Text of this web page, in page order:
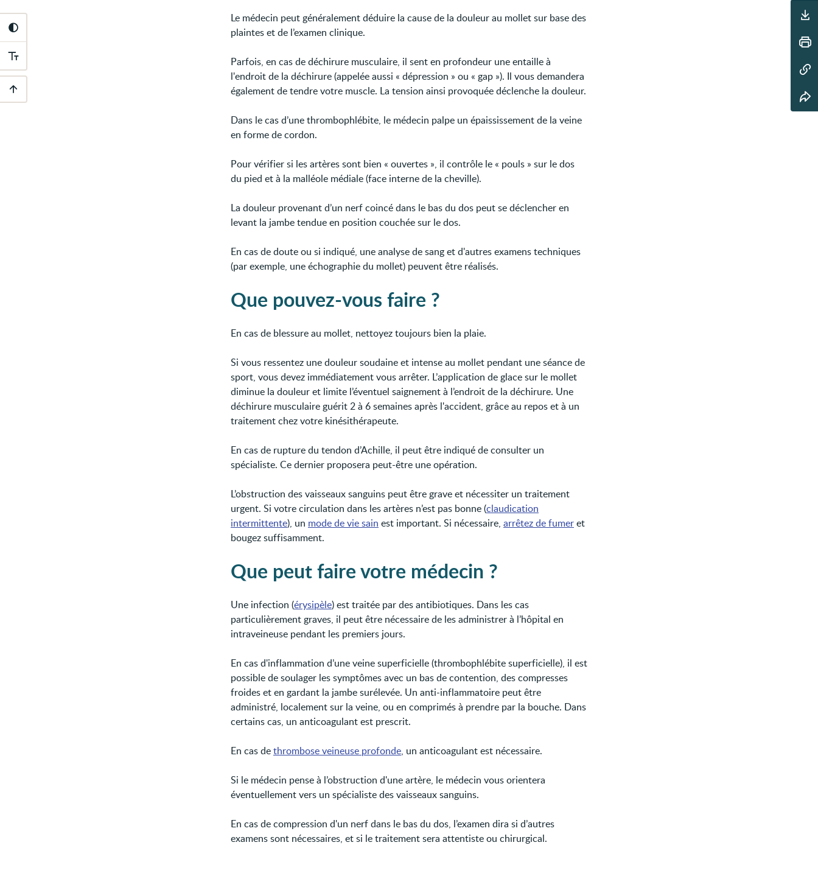
Outils
d'accessibilité
Descendre
Outils
Le médecin peut généralement déduire la cause de la douleur au mollet sur base des
plaintes et de l’examen clinique.
Parfois, en cas de déchirure musculaire, il sent en profondeur une entaille à
l'endroit de la déchirure (appelée aussi « dépression » ou « gap »). Il vous demandera
également de tendre votre muscle. La tension ainsi provoquée déclenche la douleur.
Dans le cas d’une thrombophlébite, le médecin palpe un épaississement de la veine
en forme de cordon.
Pour vérifier si les artères sont bien « ouvertes », il contrôle le « pouls » sur le dos
du pied et à la malléole médiale (face interne de la cheville).
La douleur provenant d’un nerf coincé dans le bas du dos peut se déclencher en
levant la jambe tendue en position couchée sur le dos.
En cas de doute ou si indiqué, une analyse de sang et d'autres examens techniques
(par exemple, une échographie du mollet) peuvent être réalisés.
Que pouvez-vous faire ?
En cas de blessure au mollet, nettoyez toujours bien la plaie.
Si vous ressentez une douleur soudaine et intense au mollet pendant une séance de
sport, vous devez immédiatement vous arrêter. L’application de glace sur le mollet
diminue la douleur et limite l’éventuel saignement à l’endroit de la déchirure. Une
déchirure musculaire guérit 2 à 6 semaines après l'accident, grâce au repos et à un
traitement chez votre kinésithérapeute.
En cas de rupture du tendon d’Achille, il peut être indiqué de consulter un
spécialiste. Ce dernier proposera peut-être une opération.
L’obstruction des vaisseaux sanguins peut être grave et nécessiter un traitement
urgent. Si votre circulation dans les artères n’est pas bonne (claudication
intermittente), un mode de vie sain est important. Si nécessaire, arrêtez de fumeret
bougez suffisamment.
Que peut faire votre médecin ?
Une infection (érysipèle) est traitée par des antibiotiques. Dans les cas
particulièrement graves, il peut être nécessaire de les administrer à l’hôpital en
intraveineuse pendant les premiers jours.
En cas d'inflammation d’une veine superficielle (thrombophlébite superficielle), il est
possible de soulager les symptômes avec un bas de contention, des compresses
froides et en gardant la jambe surélevée. Un anti-inflammatoire peut être
administré, localement sur la veine, ou en comprimés à prendre par la bouche. Dans
certains cas, un anticoagulant est prescrit.
En cas dethrombose veineuse profonde, un anticoagulant est nécessaire.
Si le médecin pense à l’obstruction d'une artère, le médecin vous orientera
éventuellement vers un spécialiste des vaisseaux sanguins.
En cas de compression d'un nerf dans le bas du dos, l’examen dira si d’autres
examens sont nécessaires, et si le traitement sera attentiste ou chirurgical.